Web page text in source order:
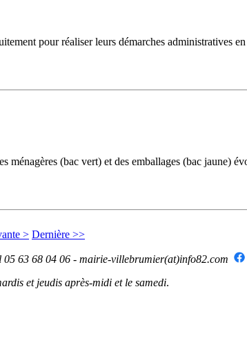
pour réaliser leurs démarches administratives
(bac vert) et des emballages (bac jaune)
> Dernière >>
63 68 04 06 - mairie-villebrumier(at)info82.com
et jeudis après-midi et le samedi.